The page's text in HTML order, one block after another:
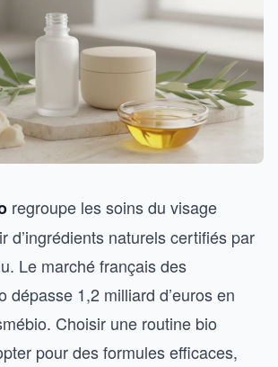
regroupe les soins du visage
d’ingrédients naturels certifiés par
Le marché français des
dépasse 1,2 milliard d’euros en
Choisir une routine bio
pour des formules efficaces,